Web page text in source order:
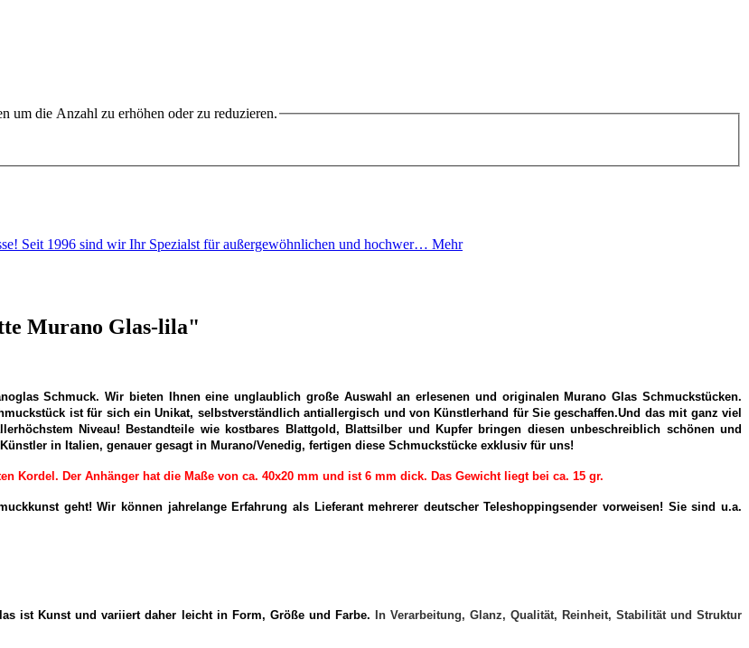
um die Anzahl zu erhöhen oder zu reduzieren.
Seit 1996 sind wir Ihr Spezialst für außergewöhnlichen und hochwer… Mehr
Murano Glas-lila"
Schmuck. Wir bieten Ihnen eine unglaublich große Auswahl an erlesenen und originalen Murano Glas Schmuckstücken.
ist für sich ein Unikat, selbstverständlich antiallergisch und von Künstlerhand für Sie geschaffen.Und das mit ganz viel
Niveau! Bestandteile wie kostbares Blattgold, Blattsilber und Kupfer bringen diesen unbeschreiblich schönen und
in Italien, genauer gesagt in Murano/Venedig, fertigen diese Schmuckstücke exklusiv für uns!
Kordel. Der Anhänger hat die Maße von ca. 40x20 mm und ist 6 mm dick. Das Gewicht liegt bei ca. 15 gr.
geht! Wir können jahrelange Erfahrung als Lieferant mehrerer deutscher Teleshoppingsender vorweisen! Sie sind u.a.
ist Kunst und variiert daher leicht in Form, Größe und Farbe.
In Verarbeitung, Glanz, Qualität, Reinheit, Stabilität und Struktur